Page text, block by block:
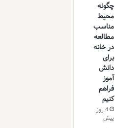
چگونه
محیط
مناسب
مطالعه
در خانه
برای
دانش
آموز
فراهم
کنیم
4 روز
پیش